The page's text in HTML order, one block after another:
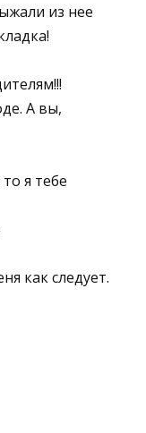
из нее
А вы,
я тебе
как следует.